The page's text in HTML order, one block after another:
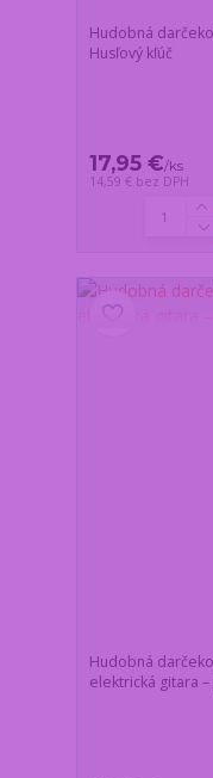
Hudobná
Husľový kľúč
17,95 €/ks
14,59 € bez DPH
Hudobná
elektrická gitara